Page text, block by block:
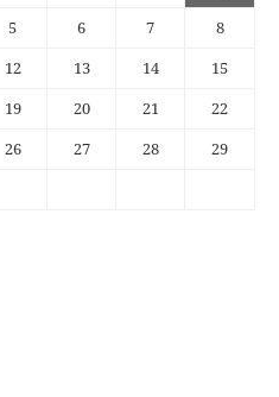
5 6 7
8
12 13 14
15
19 20 21
22
26 27 28
29